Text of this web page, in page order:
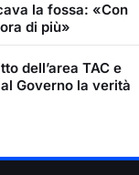
la fossa: «Con
di più»
dell’area TAC e
Governo la verità